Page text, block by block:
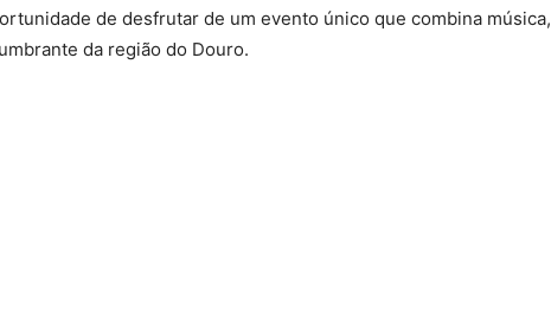
de desfrutar de um evento único que combina música,
da região do Douro.